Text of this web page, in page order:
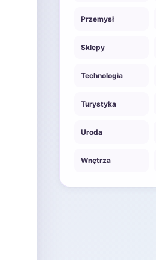
Przemysł
Sklepy
Technologia
Turystyka
Uroda
Wnętrza